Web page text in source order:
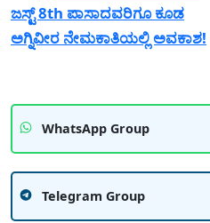
ಜಸ್ಟ್ 8th ಪಾಸಾದವರಿಗೂ ಕೂಡ
ಅಗ್ನಿವೀರ ನೇಮಕಾತಿಯಲ್ಲಿ ಅವಕಾಶ!
WhatsApp Group
Telegram Group